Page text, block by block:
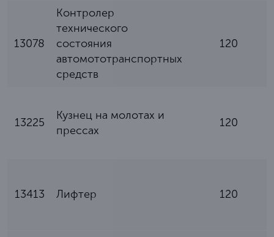
13078
Контролер
технического
состояния
автомототранспортных
средств
120
13225
Кузнец на молотах и
прессах
120
13413 Лифтер 120